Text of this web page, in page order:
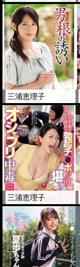
三浦恵理子
三浦恵理子